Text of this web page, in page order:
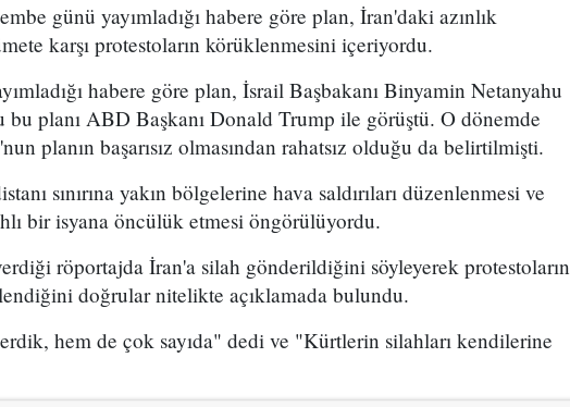
günü yayımladığı habere göre plan, İran'daki azınlık
karşı protestoların körüklenmesini içeriyordu.
habere göre plan, İsrail Başbakanı Binyamin Netanyahu
bu planı ABD Başkanı Donald Trump ile görüştü. O dönemde
planın başarısız olmasından rahatsız olduğu da belirtilmişti.
sınırına yakın bölgelerine hava saldırıları düzenlenmesi ve
bir isyana öncülük etmesi öngörülüyordu.
röportajda İran'a silah gönderildiğini söyleyerek protestoların
doğrular nitelikte açıklamada bulundu.
hem de çok sayıda" dedi ve "Kürtlerin silahları kendilerine